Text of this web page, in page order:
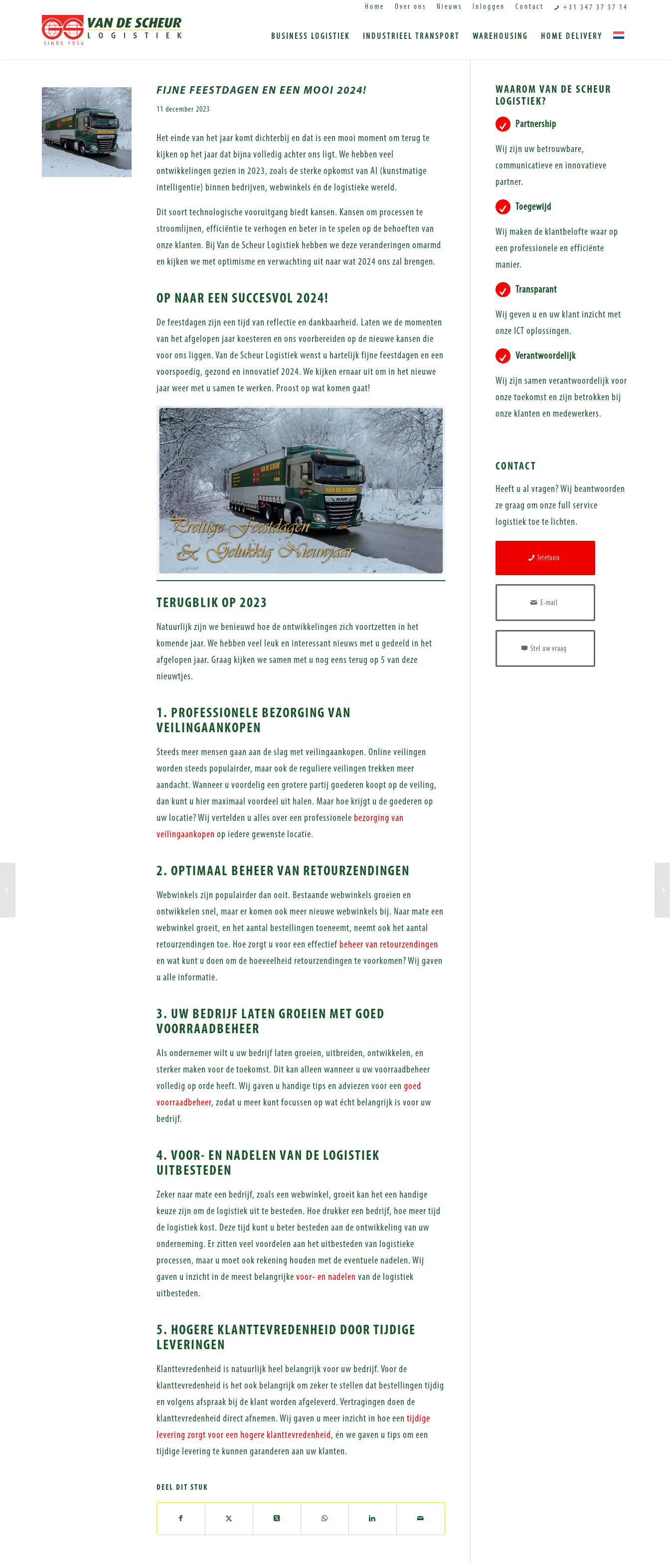
Home Over ons Nieuws Inloggen Contact +31 347 37 37 14
BUSINESS LOGISTIEK INDUSTRIEEL TRANSPORT WAREHOUSING HOME DELIVERY
FIJNE FEESTDAGEN EN EEN MOOI 2024!
11 december 2023
Het einde van het jaar komt dichterbij en dat is een mooi moment om terug te
kijken op het jaar dat bijna volledig achter ons ligt. We hebben veel
ontwikkelingen gezien in 2023, zoals de sterke opkomst van AI (kunstmatige
intelligentie) binnen bedrijven, webwinkels én de logistieke wereld.
Dit soort technologische vooruitgang biedt kansen. Kansen om processen te
stroomlijnen, efficiëntie te verhogen en beter in te spelen op de behoeften van
onze klanten. Bij Van de Scheur Logistiek hebben we deze veranderingen omarmd
en kijken we met optimisme en verwachting uit naar wat 2024 ons zal brengen.
OP NAAR EEN SUCCESVOL 2024!
De feestdagen zijn een tijd van reflectie en dankbaarheid. Laten we de momenten
van het afgelopen jaar koesteren en ons voorbereiden op de nieuwe kansen die
voor ons liggen. Van de Scheur Logistiek wenst u hartelijk fijne feestdagen en een
voorspoedig, gezond en innovatief 2024. We kijken ernaar uit om in het nieuwe
jaar weer met u samen te werken. Proost op wat komen gaat!
TERUGBLIK OP 2023
Natuurlijk zijn we benieuwd hoe de ontwikkelingen zich voortzetten in het
komende jaar. We hebben veel leuk en interessant nieuws met u gedeeld in het
afgelopen jaar. Graag kijken we samen met u nog eens terug op 5 van deze
nieuwtjes.
1. PROFESSIONELE BEZORGING VAN
VEILINGAANKOPEN
Steeds meer mensen gaan aan de slag met veilingaankopen. Online veilingen
worden steeds populairder, maar ook de reguliere veilingen trekken meer
aandacht. Wanneer u voordelig een grotere partij goederen koopt op de veiling,
dan kunt u hier maximaal voordeel uit halen. Maar hoe krijgt u de goederen op
uw locatie? Wij vertelden u alles over een professionele bezorging van
veilingaankopen op iedere gewenste locatie.
2. OPTIMAAL BEHEER VAN RETOURZENDINGEN
Webwinkels zijn populairder dan ooit. Bestaande webwinkels groeien en
ontwikkelen snel, maar er komen ook meer nieuwe webwinkels bij. Naar mate een
webwinkel groeit, en het aantal bestellingen toeneemt, neemt ook het aantal
retourzendingen toe. Hoe zorgt u voor een effectief beheer van retourzendingen
en wat kunt u doen om de hoeveelheid retourzendingen te voorkomen? Wij gaven
u alle informatie.
3. UW BEDRIJF LATEN GROEIEN MET GOED
VOORRAADBEHEER
Als ondernemer wilt u uw bedrijf laten groeien, uitbreiden, ontwikkelen, en
sterker maken voor de toekomst. Dit kan alleen wanneer u uw voorraadbeheer
volledig op orde heeft. Wij gaven u handige tips en adviezen voor een goed
voorraadbeheer, zodat u meer kunt focussen op wat écht belangrijk is voor uw
bedrijf.
4. VOOR- EN NADELEN VAN DE LOGISTIEK
UITBESTEDEN
Zeker naar mate een bedrijf, zoals een webwinkel, groeit kan het een handige
keuze zijn om de logistiek uit te besteden. Hoe drukker een bedrijf, hoe meer tijd
de logistiek kost. Deze tijd kunt u beter besteden aan de ontwikkeling van uw
onderneming. Er zitten veel voordelen aan het uitbesteden van logistieke
processen, maar u moet ook rekening houden met de eventuele nadelen. Wij
gaven u inzicht in de meest belangrijke voor- en nadelen van de logistiek
uitbesteden.
5. HOGERE KLANTTEVREDENHEID DOOR TIJDIGE
LEVERINGEN
Klanttevredenheid is natuurlijk heel belangrijk voor uw bedrijf. Voor de
klanttevredenheid is het ook belangrijk om zeker te stellen dat bestellingen tijdig
en volgens afspraak bij de klant worden afgeleverd. Vertragingen doen de
klanttevredenheid direct afnemen. Wij gaven u meer inzicht in hoe een tijdige
levering zorgt voor een hogere klanttevredenheid , én we gaven u tips om een
tijdige levering te kunnen garanderen aan uw klanten.
DEEL DIT STUK
WAAROM VAN DE SCHEUR
LOGISTIEK?
Partnership
Wij zijn uw betrouwbare,
communicatieve en innovatieve
partner.
Toegewijd
Wij maken de klantbelofte waar op
een professionele en efficiënte
manier.
Transparant
Wij geven u en uw klant inzicht met
onze ICT oplossingen.
Verantwoordelijk
Wij zijn samen verantwoordelijk voor
onze toekomst en zijn betrokken bij
onze klanten en medewerkers.
CONTACT
Heeft u al vragen? Wij beantwoorden
ze graag om onze full service
logistiek toe te lichten.
Telefoon
E-mail
Stel uw vraag